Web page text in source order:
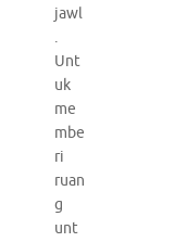
jawl
.
Unt
uk
me
mbe
ri
ruan
g
unt